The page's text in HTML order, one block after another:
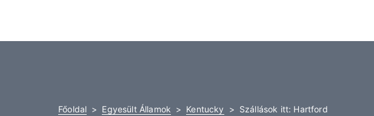
Főoldal Egyesült Államok Kentucky Szállások itt: Hartford